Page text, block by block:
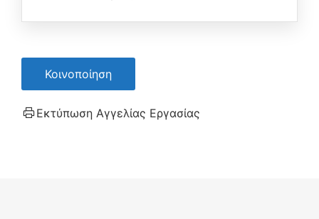
Κοινοποίηση
Εκτύπωση Αγγελίας Εργασίας